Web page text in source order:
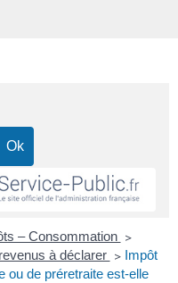
– Consommation >
à déclarer > Impôt
ou de préretraite est-elle